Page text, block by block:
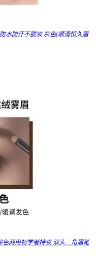
水防汗不脱妆 灰色(顺滑恒久眉
两用初学者持妆 双头三角眉笔